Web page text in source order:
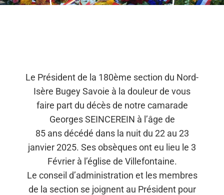
Le Président de la 180ème section du Nord-
Isère Bugey Savoie à la douleur de vous
faire part du décès de notre camarade
Georges SEINCEREIN à l’âge de
85 ans décédé dans la nuit du 22 au 23
janvier 2025. Ses obsèques ont eu lieu le 3
Février à l’église de Villefontaine.
Le conseil d’administration et les membres
de la section se joignent au Président pour